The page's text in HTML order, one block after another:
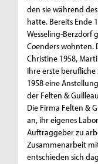
den sie während
hatte. Bereits Ende
Wesseling-Berzdorf
Coenders
Christine 1958,
Ihre erste
1958 eine
der Felten &
Die Firma Felten &
an, ihr eigenes
Auftraggeber zu
Zusammenarbeit
entschieden sich